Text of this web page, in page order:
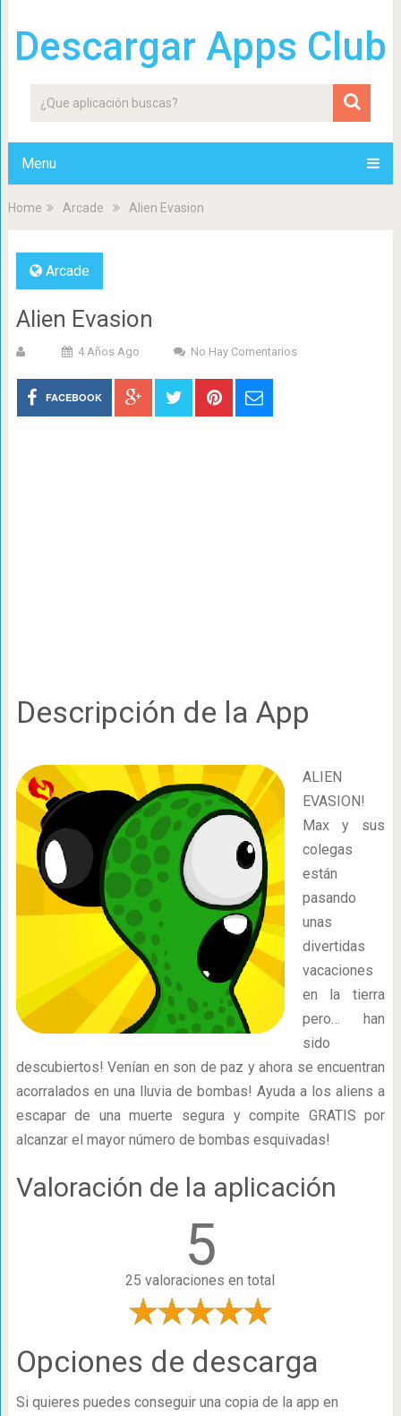
Descargar Apps Club
Menu
Home Arcade Alien Evasion
Arcade
Alien Evasion
4 Años Ago No Hay Comentarios
FACEBOOK
Descripción de la App
ALIEN
EVASION!
Max y sus
colegas
están
pasando
unas
divertidas
vacaciones
en la tierra
pero… han
sido
descubiertos! Venían en son de paz y ahora se encuentran
acorralados en una lluvia de bombas! Ayuda a los aliens a
escapar de una muerte segura y compite GRATIS por
alcanzar el mayor número de bombas esquivadas!
Valoración de la aplicación
5
25 valoraciones en total
Opciones de descarga
Si quieres puedes conseguir una copia de la app en